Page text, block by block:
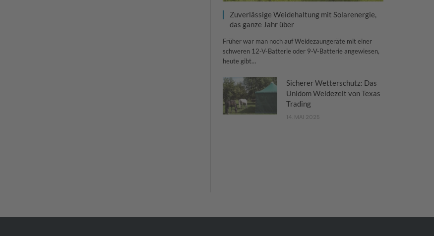
Zuverlässige Weidehaltung mit Solarenergie,
das ganze Jahr über
Früher war man noch auf Weidezaungeräte mit einer
schweren 12-V-Batterie oder 9-V-Batterie angewiesen,
heute gibt…
Sicherer Wetterschutz: Das
Unidom Weidezelt von Texas
Trading
14. MAI 2025